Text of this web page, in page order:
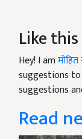
Like
Hey! I am
suggestions
suggestions
Read